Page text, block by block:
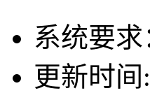
系统要
更新时间